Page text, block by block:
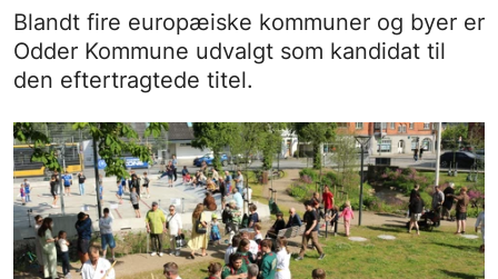
Blandt fire europæiske kommuner og byer er
Odder Kommune udvalgt som kandidat til
den eftertragtede titel.